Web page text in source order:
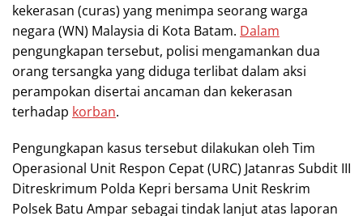
kekerasan (curas) yang menimpa seorang warga
negara (WN) Malaysia di Kota Batam. Dalam
pengungkapan tersebut, polisi mengamankan dua
orang tersangka yang diduga terlibat dalam aksi
perampokan disertai ancaman dan kekerasan
terhadap korban.
Pengungkapan kasus tersebut dilakukan oleh Tim
Operasional Unit Respon Cepat (URC) Jatanras Subdit III
Ditreskrimum Polda Kepri bersama Unit Reskrim
Polsek Batu Ampar sebagai tindak lanjut atas laporan